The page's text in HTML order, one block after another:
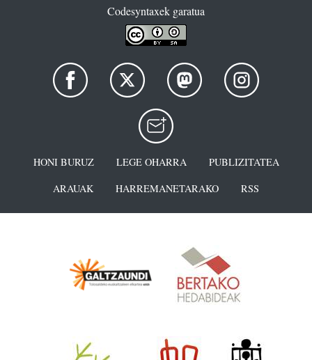
Codesyntaxek garatua
HONI BURUZ LEGE OHARRA
PUBLIZITATEA
ARAUAK
HARREMANETARAKO RSS